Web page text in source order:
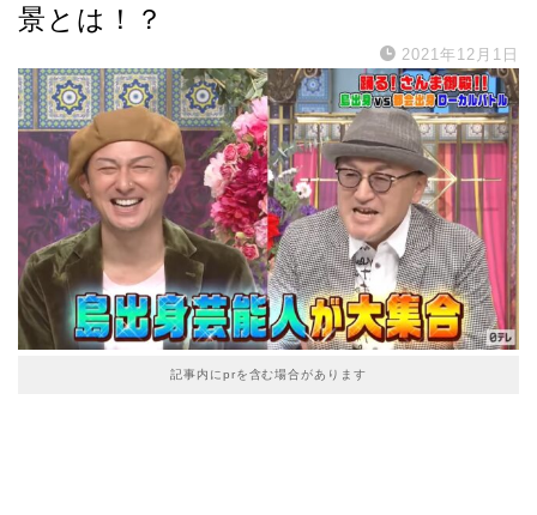
景とは！？
2021年12月1日
記事内にprを含む場合があります